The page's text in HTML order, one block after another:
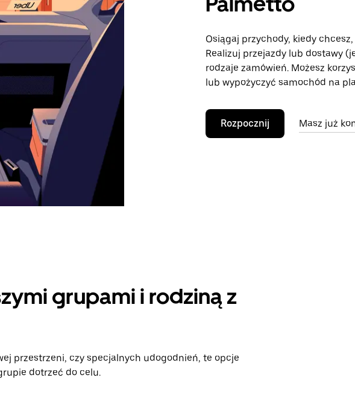
Osiągaj przychody, kiedy
Realizuj przejazdy lub dostawy
rodzaje zamówień. Możesz
lub wypożyczyć samochód na
Rozpocznij Masz już
grupami i rodziną z
przestrzeni, czy specjalnych udogodnień, te opcje
dotrzeć do celu.